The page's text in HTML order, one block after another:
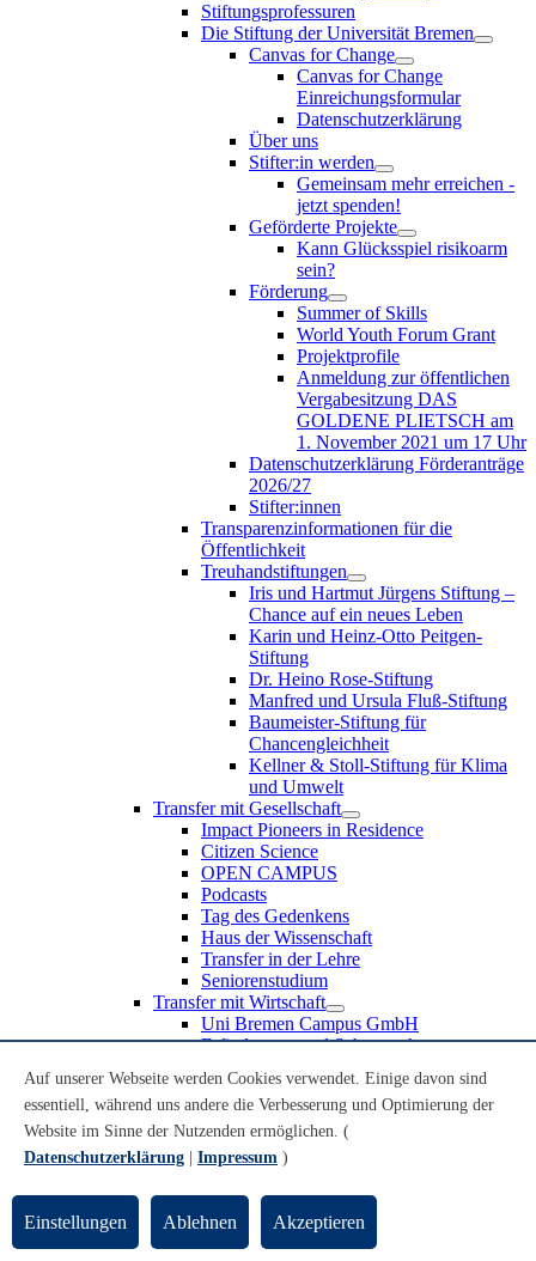
Stiftungsprofessuren
Die Stiftung der Universität Bremen
Canvas for Change
Canvas for Change
Einreichungsformular
Datenschutzerklärung
Über uns
Stifter:in werden
Gemeinsam mehr erreichen -
jetzt spenden!
Geförderte Projekte
Kann Glücksspiel risikoarm
sein?
Förderung
Summer of Skills
World Youth Forum Grant
Projektprofile
Anmeldung zur öffentlichen
Vergabesitzung DAS
GOLDENE PLIETSCH am
1. November 2021 um 17 Uhr
Datenschutzerklärung Förderanträge
2026/27
Stifter:innen
Transparenzinformationen für die
Öffentlichkeit
Treuhandstiftungen
Iris und Hartmut Jürgens Stiftung –
Chance auf ein neues Leben
Karin und Heinz-Otto Peitgen-
Stiftung
Dr. Heino Rose-Stiftung
Manfred und Ursula Fluß-Stiftung
Baumeister-Stiftung für
Chancengleichheit
Kellner & Stoll-Stiftung für Klima
und Umwelt
Transfer mit Gesellschaft
Impact Pioneers in Residence
Citizen Science
OPEN CAMPUS
Podcasts
Tag des Gedenkens
Haus der Wissenschaft
Transfer in der Lehre
Seniorenstudium
Transfer mit Wirtschaft
Uni Bremen Campus GmbH
Erfindungen und Schutzrechte
Recruiting an der Universität Bremen
Weiterbildung an der Universität Bremen
Transfer mit Schule
Schülerinnen und Schüler
Schulklassen
Lehrkräfte
Gründungsunterstützung
Auf unserer Webseite werden Cookies verwendet. Einige davon sind
essentiell, während uns andere die Verbesserung und Optimierung der
Website im Sinne der Nutzenden ermöglichen. (
Datenschutzerklärung
Impressum )
Einstellungen Ablehnen Akzeptieren